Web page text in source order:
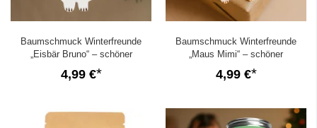
Baumschmuck Winterfreunde
„Eisbär Bruno“ – schöner
Geschenkanhänger
4,99 €
Baumschmuck Winterfreunde
„Maus Mimi“ – schöner
Geschenkanhänger
4,99 €